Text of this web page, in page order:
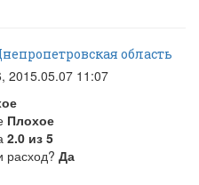
область
2015.05.07 11:07
Плохое
2.0 из 5
расход? Да